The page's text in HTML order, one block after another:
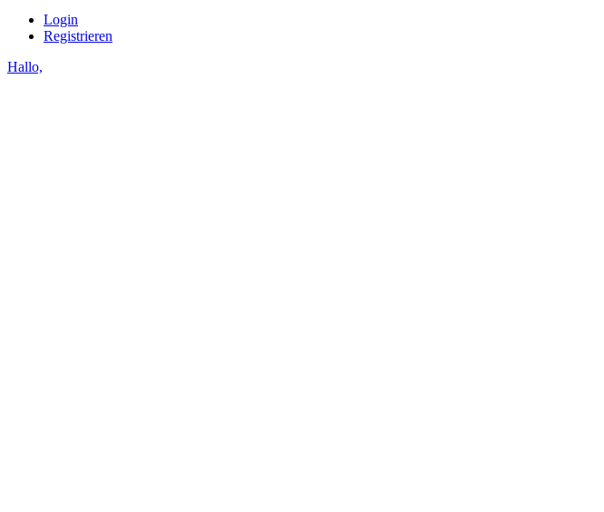
Login
Registrieren
Hallo,